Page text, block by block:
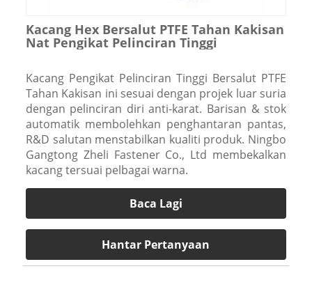
Kacang Hex Bersalut PTFE Tahan Kakisan
Nat Pengikat Pelinciran Tinggi
Kacang Pengikat Pelinciran Tinggi Bersalut PTFE
Tahan Kakisan ini sesuai dengan projek luar suria
dengan pelinciran diri anti-karat. Barisan & stok
automatik membolehkan penghantaran pantas,
R&D salutan menstabilkan kualiti produk. Ningbo
Gangtong Zheli Fastener Co., Ltd membekalkan
kacang tersuai pelbagai warna.
Baca Lagi
Hantar Pertanyaan